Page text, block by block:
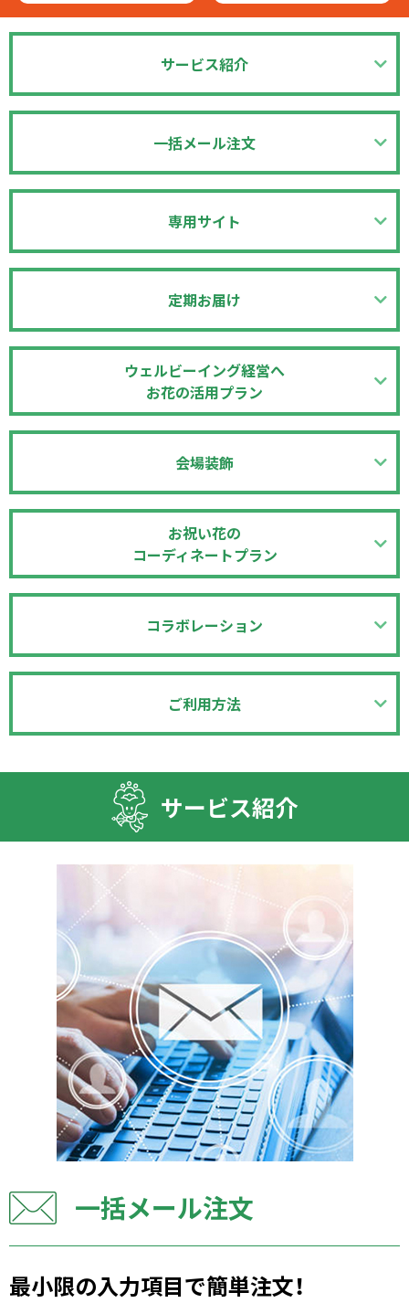
サービス紹介
一括メール注文
専用サイト
定期お届け
ウェルビーイング経営へ
お花の活用プラン
会場装飾
お祝い花の
コーディネートプラン
コラボレーション
ご利用方法
サービス紹介
一括メール注文
最小限の入力項目で簡単注文！